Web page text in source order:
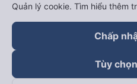
Quản lý cookie. Tìm hiểu thêm
Chấp
Tùy